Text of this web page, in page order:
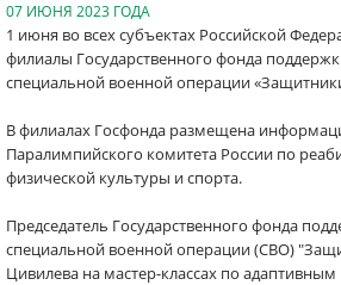
07 ИЮНЯ 2023 ГОДА
1 июня во всех субъектах Российской
филиалы Государственного фонда
специальной военной операции
В филиалах Госфонда размещена
Паралимпийского комитета России по
физической культуры и спорта.
Председатель Государственного фонда
специальной военной операции (СВО)
Цивилева на мастер-классах по адаптивным